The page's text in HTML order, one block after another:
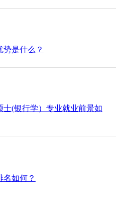
势是什么？
士(银行学）专业就业前景如
名如何？